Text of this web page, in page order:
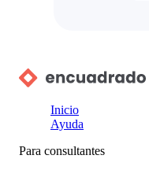
Inicio
Ayuda
Para consultantes